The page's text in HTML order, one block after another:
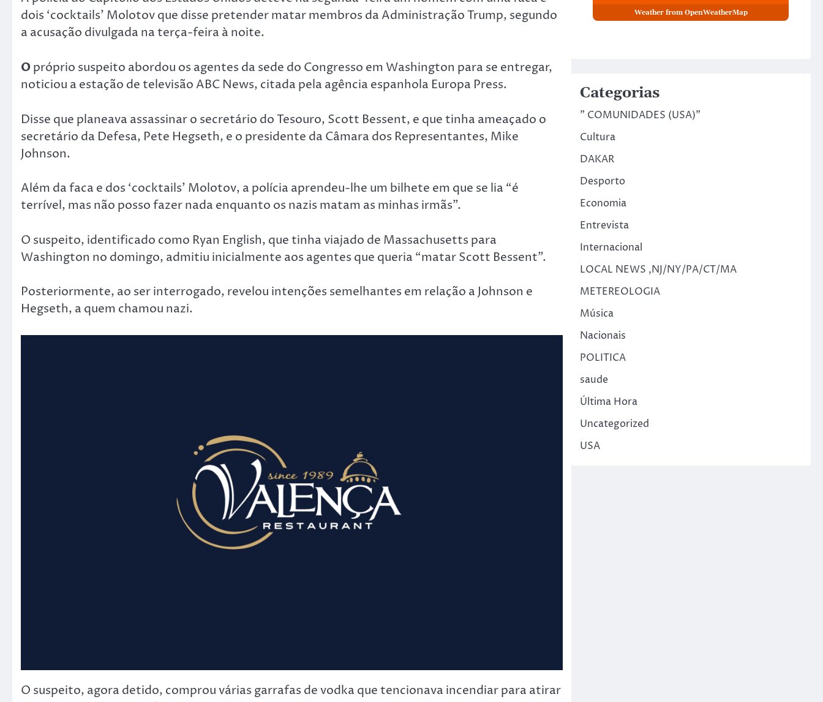
dois ‘cocktails’ Molotov que disse pretender matar membros da Administração Trump, segundo
a acusação divulgada na terça-feira à noite.
Opróprio suspeito abordou os agentes da sede do Congresso em Washington para se entregar,
noticiou a estação de televisão ABC News, citada pela agência espanhola Europa Press.
Disse que planeava assassinar o secretário do Tesouro, Scott Bessent, e que tinha ameaçado o
secretário da Defesa, Pete Hegseth, e o presidente da Câmara dos Representantes, Mike
Johnson.
Além da faca e dos ‘cocktails’ Molotov, a polícia aprendeu-lhe um bilhete em que se lia “é
terrível, mas não posso fazer nada enquanto os nazis matam as minhas irmãs”.
O suspeito, identificado como Ryan English, que tinha viajado de Massachusetts para
Washington no domingo, admitiu inicialmente aos agentes que queria “matar Scott Bessent”.
Posteriormente, ao ser interrogado, revelou intenções semelhantes em relação a Johnson e
Hegseth, a quem chamou nazi.
O suspeito, agora detido, comprou várias garrafas de vodka que tencionava incendiar para atirar
Weather from OpenWeatherMap
Categorias
" COMUNIDADES (USA)"
Cultura
DAKAR
Desporto
Economia
Entrevista
Internacional
LOCAL NEWS ,NJ/NY/PA/CT/MA
METEREOLOGIA
Música
Nacionais
POLITICA
saude
Última Hora
Uncategorized
USA